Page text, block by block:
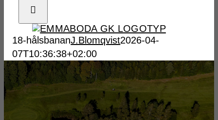
18-hålsbananJ.Blomqvist2026-04-
07T10:36:38+02:00